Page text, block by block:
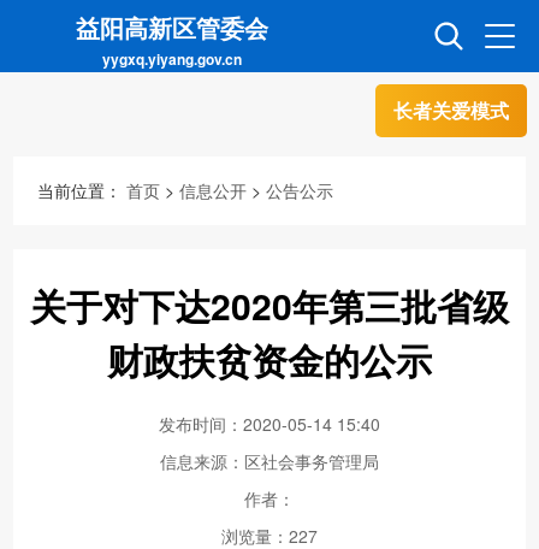
益阳高新区管委会
yygxq.yiyang.gov.cn
互动交流 政务超市
人才超市 金融超市
长者关爱模式
当前位置：首页 >信息公开 >公告公示
关于对下达2020年第三批省级
财政扶贫资金的公示
发布时间：2020-05-14 15:40
信息来源：区社会事务管理局
作者：
浏览量： 227